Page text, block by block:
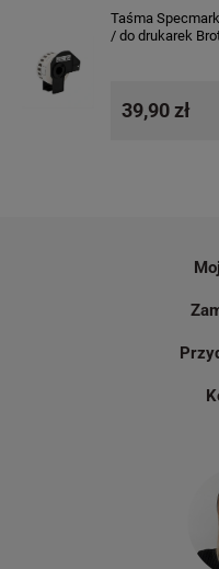
Taśma Brother DK-22225
30,48 m / mocny klej / do
Brother QL
Taśma
/ do drukarek
39,90 zł